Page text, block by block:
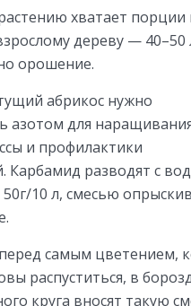
хватает порции
дереву — 40–50
орошение.
абрикос нужно
азотом для
и профилактики
Карбамид разводят с
10 л, смесью
самым цветением,
распуститься, в
круга вносят такую